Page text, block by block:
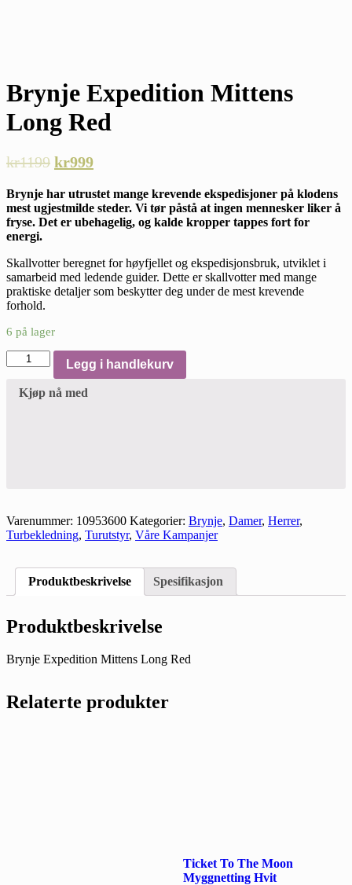
Brynje Expedition Mittens
Long Red
kr1199 kr999
Brynje har utrustet mange krevende ekspedisjoner på klodens
mest ugjestmilde steder. Vi tør påstå at ingen mennesker liker å
fryse. Det er ubehagelig, og kalde kropper tappes fort for
energi.
Skallvotter beregnet for høyfjellet og ekspedisjonsbruk, utviklet i
samarbeid med ledende guider. Dette er skallvotter med mange
praktiske detaljer som beskytter deg under de mest krevende
forhold.
6 på lager
Brynje
Expedition
Mittens
Long
Legg i handlekurv
Kjøp nå med
Varenummer: 10953600 Kategorier: Brynje, Damer, Herrer,
Turbekledning, Turutstyr, Våre Kampanjer
Produktbeskrivelse Spesifikasjon
Produktbeskrivelse
Brynje Expedition Mittens Long Red
Relaterte produkter
Ticket To The Moon
Myggnetting Hvit